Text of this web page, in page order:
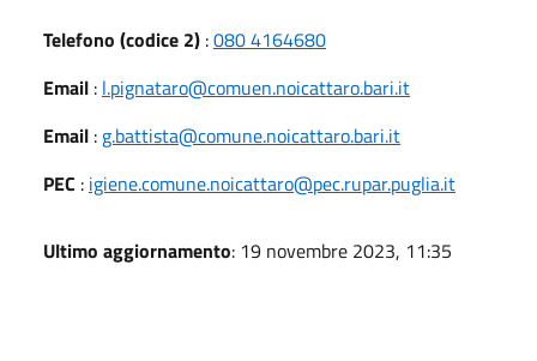
Telefono (codice 2) :080 4164680
Email : l.pignataro@comuen.noicattaro.bari.it
Email : g.battista@comune.noicattaro.bari.it
PEC : igiene.comune.noicattaro@pec.rupar.puglia.it
Ultimo aggiornamento: 19 novembre 2023, 11:35